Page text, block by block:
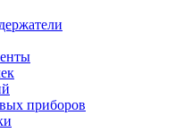
приборов